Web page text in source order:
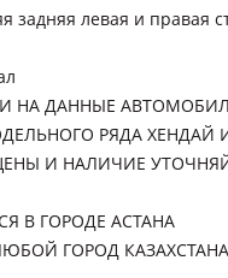
рестайлинг (YC),
2010 - 2017 4 поколение
рестайлинг , 2020
6 поколение рестайлинг
задняя левая и правая
НА ДАННЫЕ
РЯДА ХЕНДАЙ
И НАЛИЧИЕ
В ГОРОДЕ АСТАНА
ГОРОД КАЗАХСТАНА